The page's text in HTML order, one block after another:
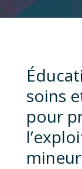
soins
pour